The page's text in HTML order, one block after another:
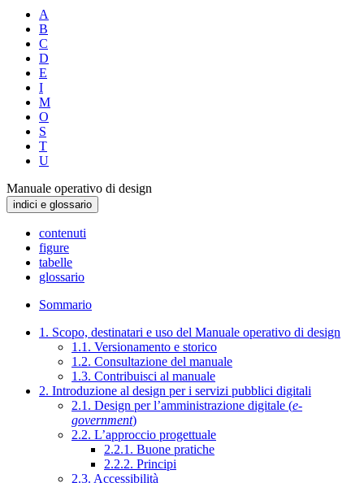
A
B
C
D
E
I
M
O
S
T
U
Manuale operativo di design
indici e glossario
contenuti
figure
tabelle
glossario
Sommario
1. Scopo, destinatari e uso del Manuale operativo di design
1.1. Versionamento e storico
1.2. Consultazione del manuale
1.3. Contribuisci al manuale
2. Introduzione al design per i servizi pubblici digitali
2.1. Design per l’amministrazione digitale (e-
government)
2.2. L’approccio progettuale
2.2.1. Buone pratiche
2.2.2. Principi
2.3. Accessibilità